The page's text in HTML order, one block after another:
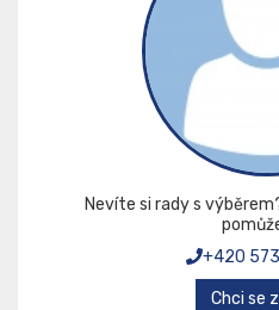
Nevíte si rady s
+420
Chci se